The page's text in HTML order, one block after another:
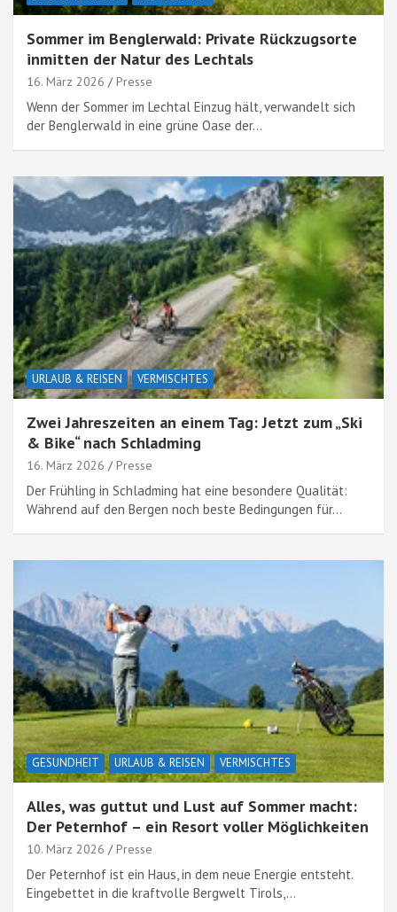
Sommer im Benglerwald: Private Rückzugsorte
inmitten der Natur des Lechtals
16. März 2026 Presse
Wenn der Sommer im Lechtal Einzug hält, verwandelt sich
der Benglerwald in eine grüne Oase der…
URLAUB & REISEN VERMISCHTES
Zwei Jahreszeiten an einem Tag: Jetzt zum „Ski
& Bike“ nach Schladming
16. März 2026 Presse
Der Frühling in Schladming hat eine besondere Qualität:
Während auf den Bergen noch beste Bedingungen für…
GESUNDHEIT URLAUB & REISEN VERMISCHTES
Alles, was guttut und Lust auf Sommer macht:
Der Peternhof – ein Resort voller Möglichkeiten
10. März 2026 Presse
Der Peternhof ist ein Haus, in dem neue Energie entsteht.
Eingebettet in die kraftvolle Bergwelt Tirols,…